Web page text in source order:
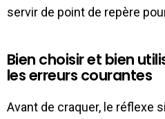
servir de point de repère
Bien choisir et bien
les erreurs courantes
Avant de craquer, le réflexe